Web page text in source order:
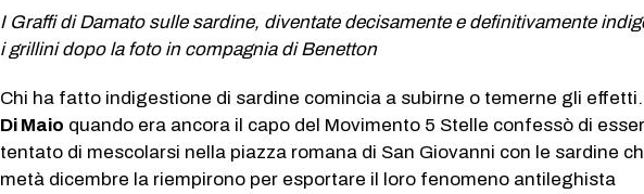
I Graffi di Damato sulle sardine, diventate decisamente e definitivamente
i grillini dopo la foto in compagnia di Benetton
Chi ha fatto indigestione di sardine comincia a subirne o temerne gli effetti.
Di Maio quando era ancora il capo del Movimento 5 Stelle confessò di
tentato di mescolarsi nella piazza romana di San Giovanni con le sardine
metà dicembre la riempirono per esportare il loro fenomeno antileghista